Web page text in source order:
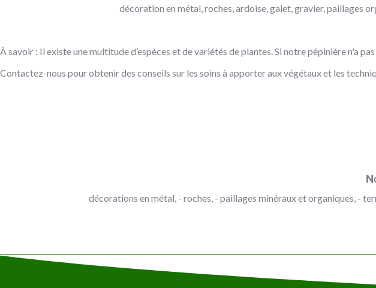
décoration en métal, roches, ardoise, galet, gravier, paillages
À savoir : Il existe une multitude d’espèces et de variétés de plantes. Si notre pépinière n'a
Contactez-nous pour obtenir des conseils sur les soins à apporter aux végétaux et les
décorations en métal, - roches, - paillages minéraux et organiques, -